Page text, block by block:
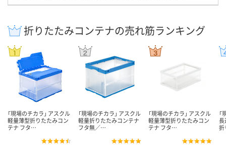
折りたたみコンテナの売れ筋ランキング
「現場のチカラ」 アスクル
軽量薄型折りたたみコン
テナ フタ…
「現場のチカラ」 アスクル
軽量折りたたみコンテナ
フタ無／…
「現場のチカラ」 アスクル
軽量薄型折りたたみコン
テナ フタ…
長